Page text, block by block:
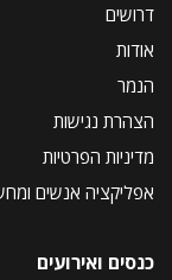
דרושים
אודות
הנמר
הצהרת נגישות
מדיניות הפרטיות
אפליקציה אנשים
כנסים ואירועים